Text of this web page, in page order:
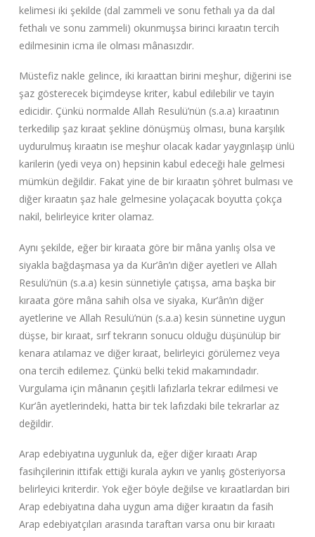
kelimesi iki şekilde (dal zammeli ve sonu fethalı ya da dal
fethalı ve sonu zammeli) okunmuşsa birinci kıraatın tercih
edilmesinin icma ile olması mânasızdır.
Müstefiz nakle gelince, iki kıraattan birini meşhur, diğerini ise
şaz gösterecek biçimdeyse kriter, kabul edilebilir ve tayin
edicidir. Çünkü normalde Allah Resulü’nün (s.a.a) kıraatının
terkedilip şaz kıraat şekline dönüşmüş olması, buna karşılık
uydurulmuş kıraatın ise meşhur olacak kadar yaygınlaşıp ünlü
karilerin (yedi veya on) hepsinin kabul edeceği hale gelmesi
mümkün değildir. Fakat yine de bir kıraatın şöhret bulması ve
diğer kıraatın şaz hale gelmesine yolaçacak boyutta çokça
nakil, belirleyice kriter olamaz.
Aynı şekilde, eğer bir kıraata göre bir mâna yanlış olsa ve
siyakla bağdaşmasa ya da Kur’ân’ın diğer ayetleri ve Allah
Resulü’nün (s.a.a) kesin sünnetiyle çatışsa, ama başka bir
kıraata göre mâna sahih olsa ve siyaka, Kur’ân’ın diğer
ayetlerine ve Allah Resulü’nün (s.a.a) kesin sünnetine uygun
düşse, bir kıraat, sırf tekrarın sonucu olduğu düşünülüp bir
kenara atılamaz ve diğer kıraat, belirleyici görülemez veya
ona tercih edilemez. Çünkü belki tekid makamındadır.
Vurgulama için mânanın çeşitli lafızlarla tekrar edilmesi ve
Kur’ân ayetlerindeki, hatta bir tek lafızdaki bile tekrarlar az
değildir.
Arap edebiyatına uygunluk da, eğer diğer kıraatı Arap
fasihçilerinin ittifak ettiği kurala aykırı ve yanlış gösteriyorsa
belirleyici kriterdir. Yok eğer böyle değilse ve kıraatlardan biri
Arap edebiyatına daha uygun ama diğer kıraatın da fasih
Arap edebiyatçıları arasında taraftarı varsa onu bir kıraatı